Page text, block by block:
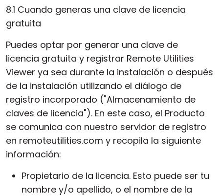
8.1 Cuando generas una clave de licencia
gratuita
Puedes optar por generar una clave de
licencia gratuita y registrar Remote Utilities
Viewer ya sea durante la instalación o después
de la instalación utilizando el diálogo de
registro incorporado ("Almacenamiento de
claves de licencia"). En este caso, el Producto
se comunica con nuestro servidor de registro
en remoteutilities.com y recopila la siguiente
información:
Propietario de la licencia. Esto puede ser tu
nombre y/o apellido, o el nombre de la